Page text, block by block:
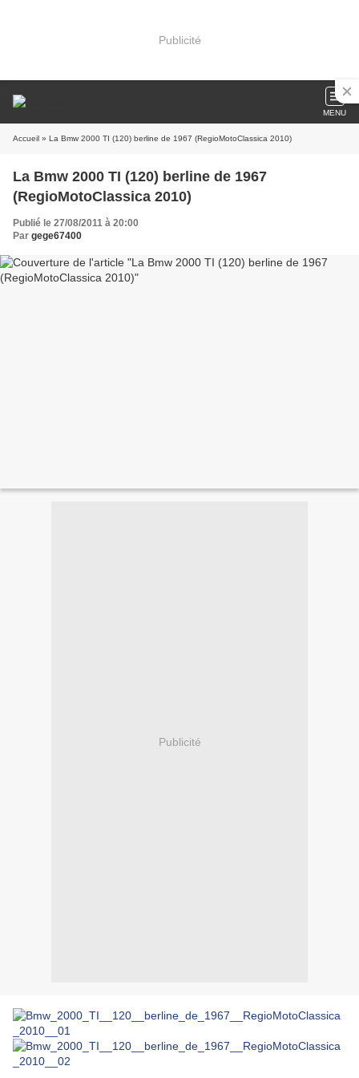
Publicité
MENU
Accueil » La Bmw 2000 TI (120) berline de 1967 (RegioMotoClassica 2010)
La Bmw 2000 TI (120) berline de 1967
(RegioMotoClassica 2010)
Publié le 27/08/2011 à 20:00
Par gege67400
Publicité